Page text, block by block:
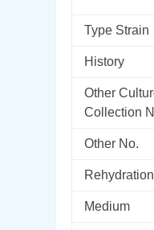
Type Strain
History
Other
Collection
Other No.
Medium